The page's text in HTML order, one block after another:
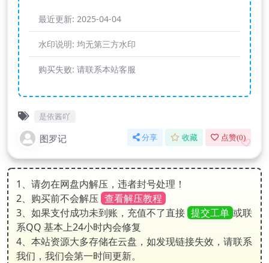
最近更新: 2025-04-04
水印说明: 均无第三方水印
购买失败: 请联系本站客服
是依酱吖
图罗记 分享 收藏 点赞(0)
1、请勿在网盘内解压，违者封号处理！
2、购买前不会解压 查看解压教程
3、如果支付成功未到账，充值不了直接 提交工单 或联
系QQ 基本上24小时内会修复
4、本站资源大多存储在云盘，如发现链接失效，请联系
我们，我们会第一时间更新。